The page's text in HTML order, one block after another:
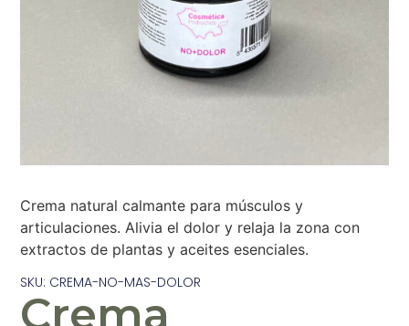
SKU: CREMA-NO-MAS-DOLOR
Crema
Crema natural calmante para músculos y
articulaciones. Alivia el dolor y relaja la zona con
extractos de plantas y aceites esenciales.